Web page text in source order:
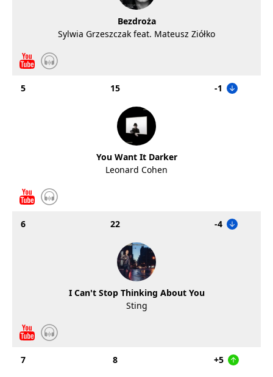
Bezdroża
Sylwia Grzeszczak feat. Mateusz Ziółko
5 15 -1
You Want It Darker
Leonard Cohen
6 22 -4
I Can't Stop Thinking About You
Sting
7 8 +5